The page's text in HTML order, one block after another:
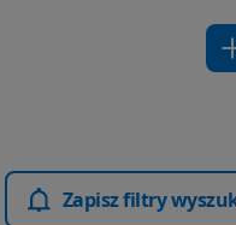
Zapisz filtry